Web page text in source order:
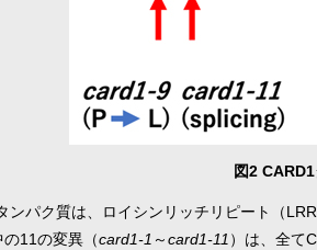
図2
ンパク質は、ロイシンリッチリピート（
の11の変異（card1-1 ～card1-11 ）は、全て